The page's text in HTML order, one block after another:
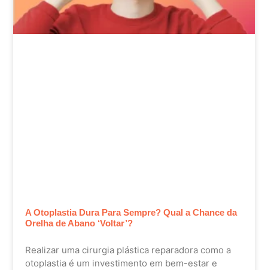
A Otoplastia Dura Para Sempre? Qual a Chance da
Orelha de Abano ‘Voltar’?
Realizar uma cirurgia plástica reparadora como a
otoplastia é um investimento em bem-estar e